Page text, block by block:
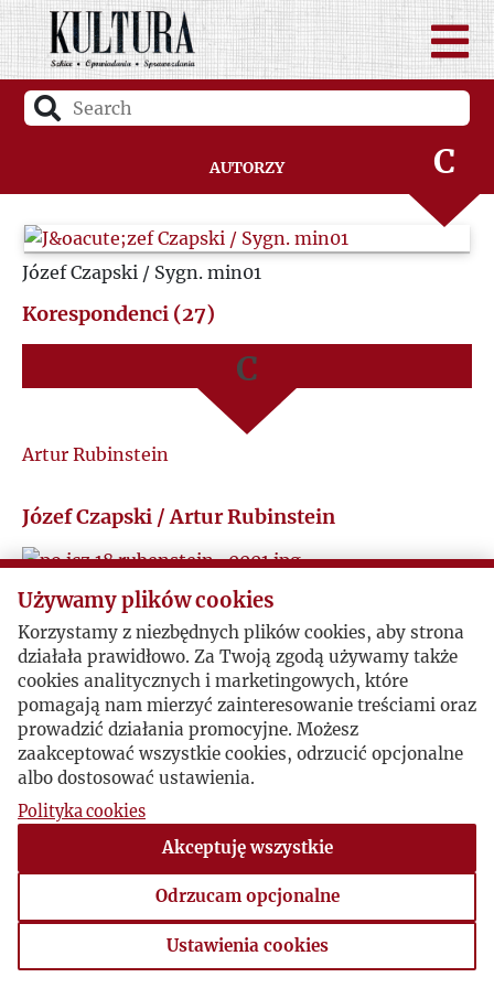
Autorzy
A
B
C
D
G
L
Ł
M
N
O
Józef Czapski / Sygn. min01
Korespondenci (27)
A
C
D
H
J
M
Q
R
S
T
V
Artur Rubinstein
Józef Czapski / Artur Rubinstein
Poszukiwanie sponsorów...
1949-03-22 , Józef Czapski
... Jesteśmy przeciwnikami konsekwentnymi i
gwałtownymi wszelkiego antysemityzmu,
antyukrainizmu i wszelkiego nacjonalizmu
polskiego, który nie widzi nic poza szkodliwymi i
już skonstniałymi formami bytowania...
syg. Po JC 18
Używamy plików cookies
Korzystamy z niezbędnych plików cookies, aby strona
działała prawidłowo. Za Twoją zgodą używamy także
cookies analitycznych i marketingowych, które
pomagają nam mierzyć zainteresowanie treściami oraz
prowadzić działania promocyjne. Możesz
zaakceptować wszystkie cookies, odrzucić opcjonalne
albo dostosować ustawienia.
Polityka cookies
Akceptuję wszystkie
Odrzucam opcjonalne
Ustawienia cookies
Ustawienia cookies